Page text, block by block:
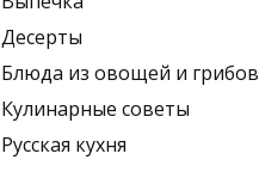
Десерты
Блюда из овощей и грибов
Кулинарные советы
Русская кухня